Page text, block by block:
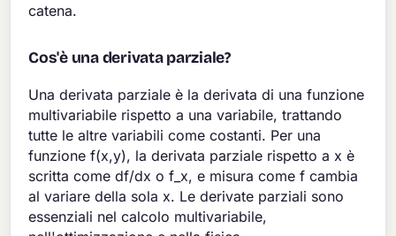
catena.
Cos'è una derivata parziale?
Una derivata parziale è la derivata di una funzione
multivariabile rispetto a una variabile, trattando
tutte le altre variabili come costanti. Per una
funzione f(x,y), la derivata parziale rispetto a x è
scritta come df/dx o f_x, e misura come f cambia
al variare della sola x. Le derivate parziali sono
essenziali nel calcolo multivariabile,